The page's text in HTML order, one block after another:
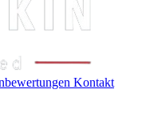
Kontakt